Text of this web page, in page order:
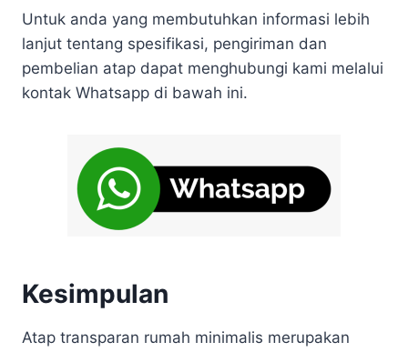
Untuk anda yang membutuhkan informasi lebih
lanjut tentang spesifikasi, pengiriman dan
pembelian atap dapat menghubungi kami melalui
kontak Whatsapp di bawah ini.
Kesimpulan
Atap transparan rumah minimalis merupakan